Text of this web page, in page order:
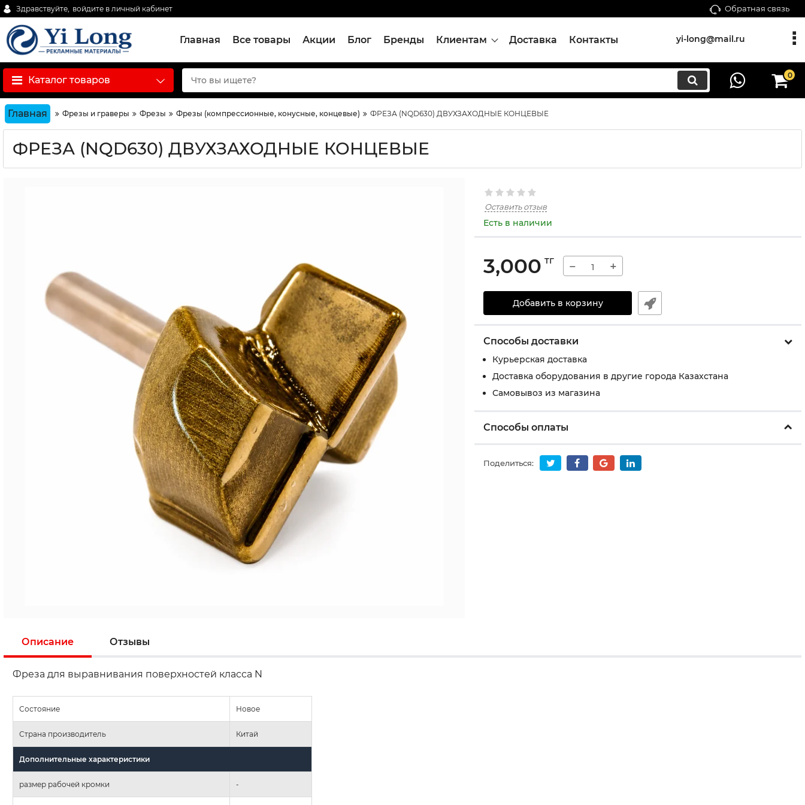
Здравствуйте, войдите в личный кабинет Обратная связь
Главная Все товары Акции Блог Бренды Клиентам Доставка Контакты yi-long@mail.ru
Каталог товаров 0
Главная Фрезы и граверы Фрезы Фрезы (компрессионные, конусные, концевые) ФРЕЗА (NQD630) ДВУХЗАХОДНЫЕ КОНЦЕВЫЕ
ФРЕЗА (NQD630) ДВУХЗАХОДНЫЕ КОНЦЕВЫЕ
Оставить отзыв
Есть в наличии
3,000 тг − +
Добавить в корзину
Способы доставки
Курьерская доставка
Доставка оборудования в другие города Казахстана
Самовывоз из магазина
Способы оплаты
Поделиться:
Описание Отзывы
Фреза для выравнивания поверхностей класса N
Состояние Новое
Страна производитель Китай
Дополнительные характеристики
размер рабочей кромки -